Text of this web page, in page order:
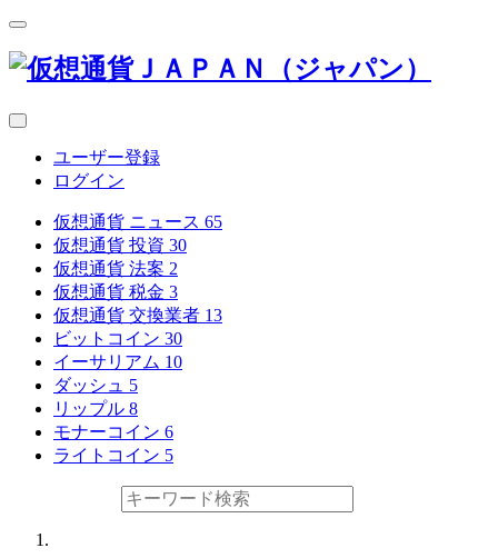
ユーザー登録
ログイン
仮想通貨 ニュース 65
仮想通貨 投資 30
仮想通貨 法案 2
仮想通貨 税金 3
仮想通貨 交換業者 13
ビットコイン 30
イーサリアム 10
ダッシュ 5
リップル 8
モナーコイン 6
ライトコイン 5